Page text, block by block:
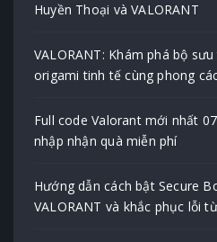
Huyền Thoại và VALORANT
VALORANT: Khám phá bộ
origami tinh tế cùng phong
Full code Valorant mới nhất
nhập nhận quà miễn phí
Hướng dẫn cách bật Secure
VALORANT và khắc phục lỗi